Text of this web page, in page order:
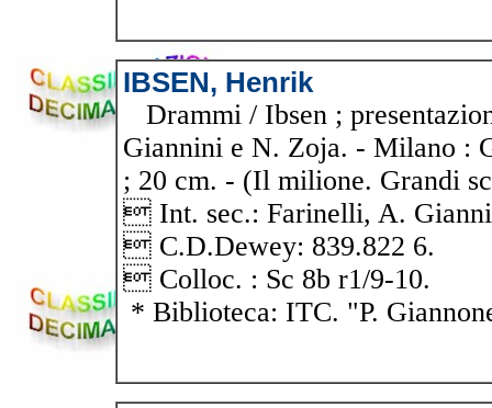
IBSEN, Henrik
Drammi / Ibsen ;
Giannini e N. Zoja. - Milano :
; 20 cm. - (Il milione. Grandi
 Int. sec.: Farinelli, A.
 C.D.Dewey: 839.822 6.
 Colloc. : Sc 8b r1/9-10.
* Biblioteca: ITC. "P.